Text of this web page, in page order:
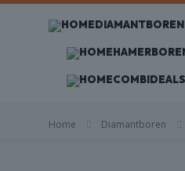
Home Diamantboren
DIAMANTBOREN
HAMERBOREN